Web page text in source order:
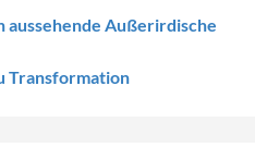
aussehende Außerirdische
Transformation